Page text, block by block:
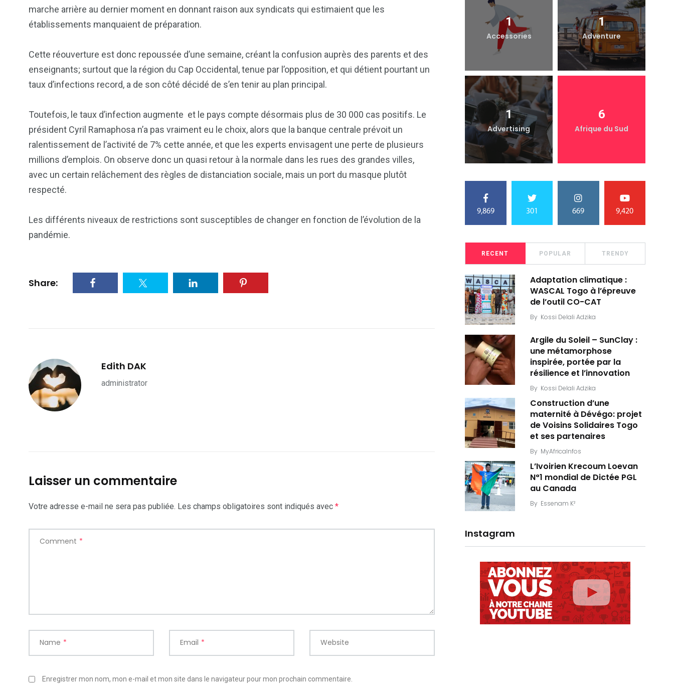
marche arrière au dernier moment en donnant raison aux syndicats qui estimaient que les
établissements manquaient de préparation.
Cette réouverture est donc repoussée d’une semaine, créant la confusion auprès des parents et des
enseignants; surtout que la région du Cap Occidental, tenue par l’opposition, et qui détient pourtant un
taux d’infections record, a de son côté décidé de s’en tenir au plan principal.
Toutefois, le taux d’infection augmente et le pays compte désormais plus de 30 000 cas positifs. Le
président Cyril Ramaphosa n’a pas vraiment eu le choix, alors que la banque centrale prévoit un
ralentissement de l’activité de 7% cette année, et que les experts envisagent une perte de plusieurs
millions d’emplois. On observe donc un quasi retour à la normale dans les rues des grandes villes,
avec un certain relâchement des règles de distanciation sociale, mais un port du masque plutôt
respecté.
Les différents niveaux de restrictions sont susceptibles de changer en fonction de l’évolution de la
pandémie.
Share:
Edith DAK
administrator
Laisser un commentaire
Votre adresse e-mail ne sera pas publiée. Les champs obligatoires sont indiqués avec *
Comment *
Name * Email * Website
Enregistrer mon nom, mon e-mail et mon site dans le navigateur pour mon prochain commentaire.
1824
1
wedding
1
Weekend Break
7
Zimbabwe
1
Accessories
1
Adventure
1
Advertising
6
Afrique du Sud
9,869 301 669 9,420
RECENT POPULAR TRENDY
Adaptation climatique :
WASCAL Togo à l’épreuve
de l’outil CO-CAT
By Kossi Delali Adzika
Argile du Soleil – SunClay :
une métamorphose
inspirée, portée par la
résilience et l’innovation
By Kossi Delali Adzika
Construction d’une
maternité à Dévégo: projet
de Voisins Solidaires Togo
et ses partenaires
By MyAfricaInfos
L’Ivoirien Krecoum Loevan
N°1 mondial de Dictée PGL
au Canada
By Essenam K²
Instagram